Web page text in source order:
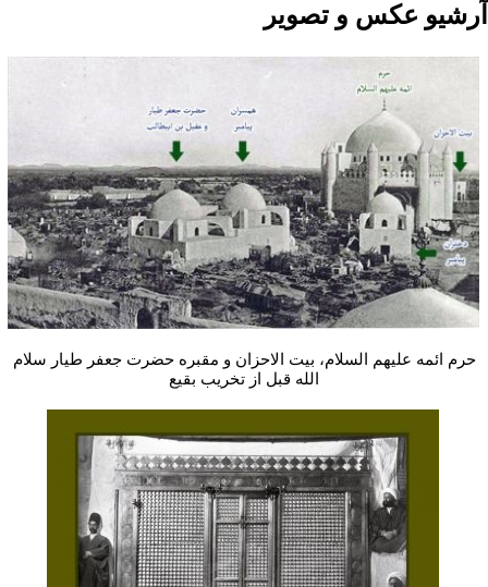
عکس و تصویر
حرم ائمه علیهم السلام، بیت الاحزان و مقبره حضرت جعفر طیار سلام
الله قبل از تخریب بقیع